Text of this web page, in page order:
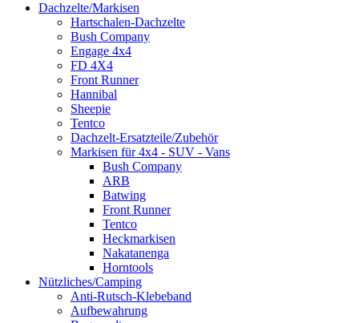
Dachzelte/Markisen
Hartschalen-Dachzelte
Bush Company
Engage 4x4
FD 4X4
Front Runner
Hannibal
Sheepie
Tentco
Dachzelt-Ersatzteile/Zubehör
Markisen für 4x4 - SUV - Vans
Bush Company
ARB
Batwing
Front Runner
Tentco
Heckmarkisen
Nakatanenga
Horntools
Nützliches/Camping
Anti-Rutsch-Klebeband
Aufbewahrung